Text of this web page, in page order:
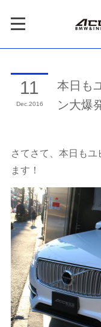
11
Dec 2016
本日も
ン大爆
さてさて、本日も
ます！